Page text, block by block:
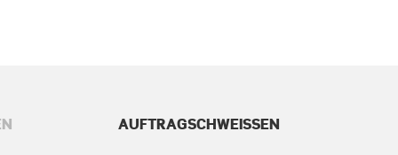
AUFTRAGSCHWEISSEN